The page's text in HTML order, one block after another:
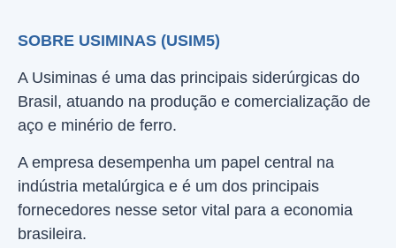
SOBRE USIMINAS (USIM5)
A Usiminas é uma das principais siderúrgicas do
Brasil, atuando na produção e comercialização de
aço e minério de ferro.
A empresa desempenha um papel central na
indústria metalúrgica e é um dos principais
fornecedores nesse setor vital para a economia
brasileira.